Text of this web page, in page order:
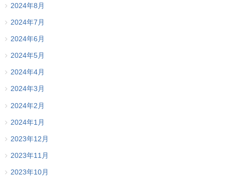
2024年8月
2024年7月
2024年6月
2024年5月
2024年4月
2024年3月
2024年2月
2024年1月
2023年12月
2023年11月
2023年10月